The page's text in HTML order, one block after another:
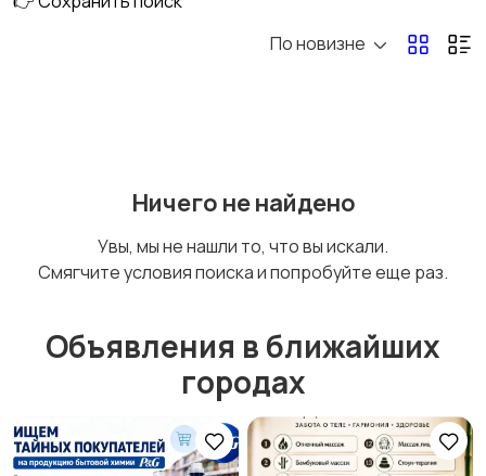
Мода и личные вещи
Для бизнеса
Строительство и
ремонт
По новизне
Ничего не найдено
Увы, мы не нашли то, что вы искали.
Смягчите условия поиска и попробуйте еще раз.
Объявления в ближайших
городах